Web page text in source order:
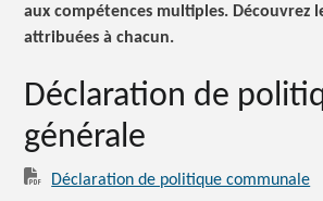
aux compétences multiples. Découvrez
attribuées à chacun.
Déclaration de
générale
Déclaration de politique communale